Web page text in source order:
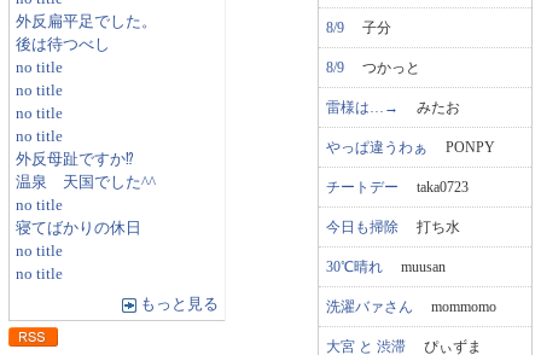
外反扁平足でした。
後は待つべし
no title
no title
no title
no title
外反母趾ですか⁉
温泉 天国でした^^
no title
寝てばかりの休日
no title
no title
もっと見る
8/9 子分
8/9 つかっと
雷様は…→ みたお
やっぱ違うわぁ PONPY
チートデー taka0723
今日も掃除 打ち水
30℃晴れ muusan
洗濯バァさん mommomo
大宮 と 渋滞 ぴぃずま